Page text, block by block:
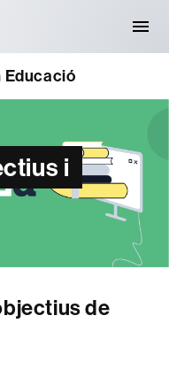
Educació
i
de